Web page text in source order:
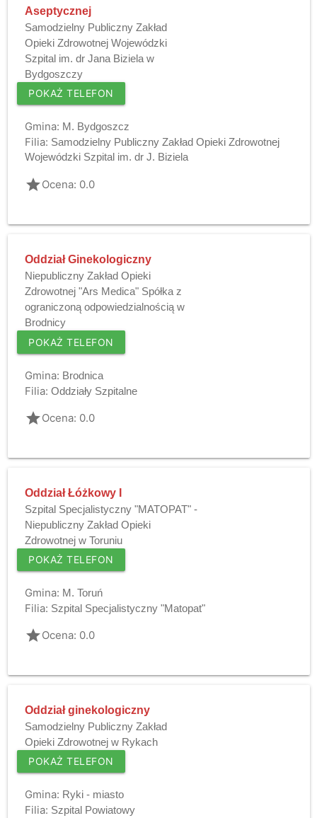
Aseptycznej
Samodzielny Publiczny Zakład
Opieki Zdrowotnej Wojewódzki
Szpital im. dr Jana Biziela w
Bydgoszczy
POKAŻ TELEFON
Gmina: M. Bydgoszcz
Filia: Samodzielny Publiczny Zakład Opieki Zdrowotnej
Wojewódzki Szpital im. dr J. Biziela
gradeOcena: 0.0
Oddział Ginekologiczny
Niepubliczny Zakład Opieki
Zdrowotnej "Ars Medica" Spółka z
ograniczoną odpowiedzialnością w
Brodnicy
POKAŻ TELEFON
Gmina: Brodnica
Filia: Oddziały Szpitalne
gradeOcena: 0.0
Oddział Łóżkowy I
Szpital Specjalistyczny "MATOPAT" -
Niepubliczny Zakład Opieki
Zdrowotnej w Toruniu
POKAŻ TELEFON
Gmina: M. Toruń
Filia: Szpital Specjalistyczny "Matopat"
gradeOcena: 0.0
Oddział ginekologiczny
Samodzielny Publiczny Zakład
Opieki Zdrowotnej w Rykach
POKAŻ TELEFON
Gmina: Ryki - miasto
Filia: Szpital Powiatowy